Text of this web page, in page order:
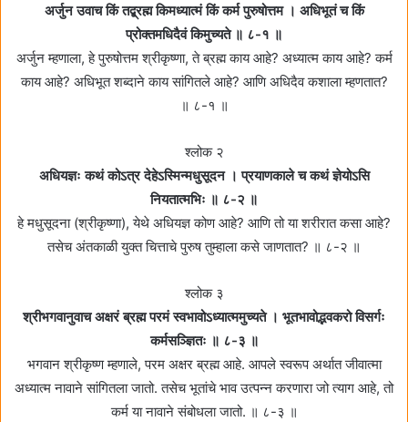
अर्जुन उवाच किं तद्ब्रह्म किमध्यात्मं किं कर्म पुरुषोत्तम । अधिभूतं च किं
प्रोक्तमधिदैवं किमुच्यते ॥ ८-१ ॥
अर्जुन म्हणाला, हे पुरुषोत्तम श्रीकृष्णा, ते ब्रह्म काय आहे? अध्यात्म काय आहे? कर्म
काय आहे? अधिभूत शब्दाने काय सांगितले आहे? आणि अधिदैव कशाला म्हणतात?
॥ ८-१ ॥
श्लोक २
अधियज्ञः कथं कोऽत्र देहेऽस्मिन्मधुसूदन । प्रयाणकाले च कथं ज्ञेयोऽसि
नियतात्मभिः ॥ ८-२ ॥
हे मधुसूदना (श्रीकृष्णा), येथे अधियज्ञ कोण आहे? आणि तो या शरीरात कसा आहे?
तसेच अंतकाळी युक्त चित्ताचे पुरुष तुम्हाला कसे जाणतात? ॥ ८-२ ॥
श्लोक ३
श्रीभगवानुवाच अक्षरं ब्रह्म परमं स्वभावोऽध्यात्ममुच्यते । भूतभावोद्भवकरो विसर्गः
कर्मसञ्ज्ञितः ॥ ८-३ ॥
भगवान श्रीकृष्ण म्हणाले, परम अक्षर ब्रह्म आहे. आपले स्वरूप अर्थात जीवात्मा
अध्यात्म नावाने सांगितला जातो. तसेच भूतांचे भाव उत्पन्न करणारा जो त्याग आहे, तो
कर्म या नावाने संबोधला जातो. ॥ ८-३ ॥